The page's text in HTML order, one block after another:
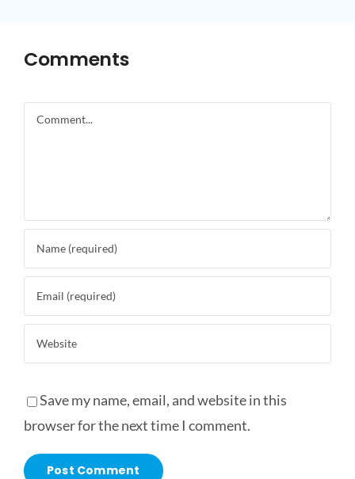
Comments
Comment
Save my name, email, and website in this
browser for the next time I comment.